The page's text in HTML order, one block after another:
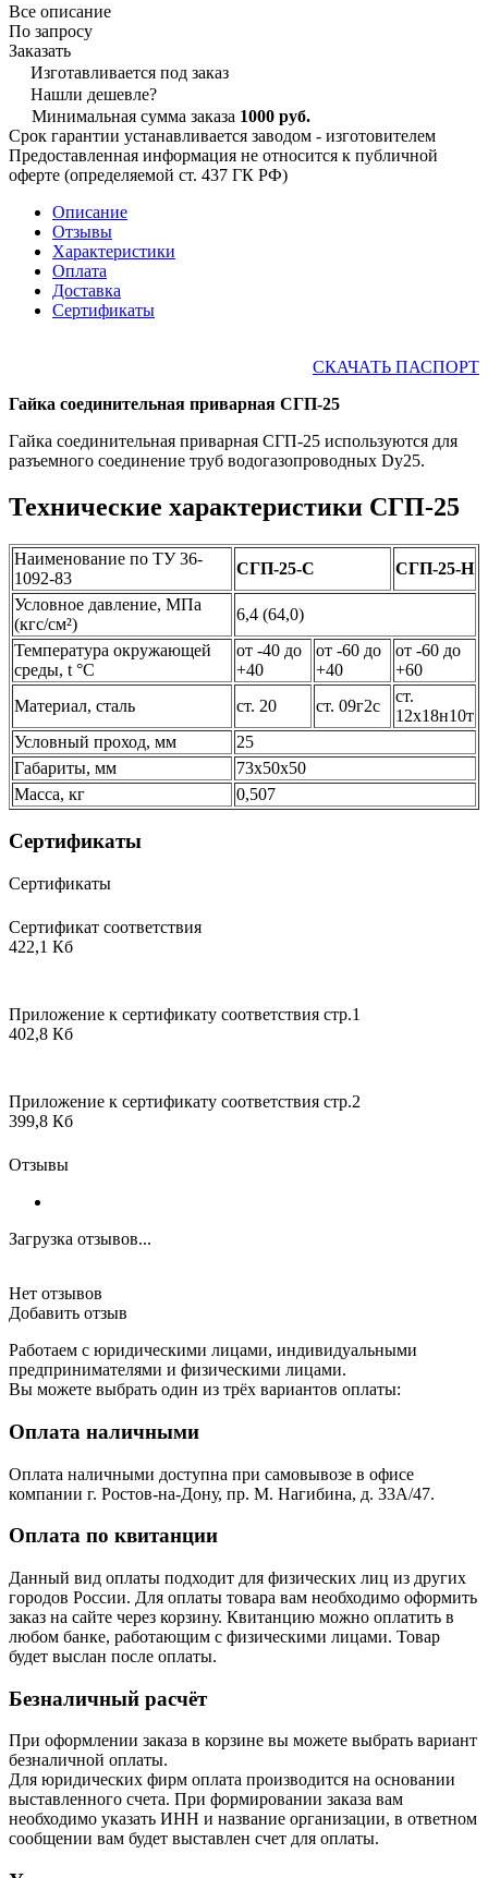
Все описание
По запросу
Заказать
Изготавливается под заказ
Нашли дешевле?
Минимальная сумма заказа 1000 руб.
Срок гарантии устанавливается заводом - изготовителем
Предоставленная информация не относится к публичной
оферте (определяемой ст. 437 ГК РФ)
Описание
Отзывы
Характеристики
Оплата
Доставка
Сертификаты
СКАЧАТЬ ПАСПОРТ
Гайка соединительная приварная СГП-25
Гайка соединительная приварная СГП-25 используются для
разъемного соединение труб водогазопроводных Dy25.
Технические характеристики СГП-25
Наименование по ТУ 36-
1092-83
СГП-25-С
СГП-25-Н
Условное давление, МПа
(кгс/см²)
6,4 (64,0)
Температура окружающей
среды, t °C
от -40 до
+40
от -60 до
+40
от -60 до
+60
Материал, сталь
ст. 20 ст. 09г2с
ст.
12х18н10т
Условный проход, мм
25
Габариты, мм
73х50х50
Масса, кг
0,507
Сертификаты
Сертификаты
Сертификат соответствия
422,1 Кб
Приложение к сертификату соответствия стр.1
402,8 Кб
Приложение к сертификату соответствия стр.2
399,8 Кб
Отзывы
Загрузка отзывов...
Нет отзывов
Добавить отзыв
Работаем с юридическими лицами, индивидуальными
предпринимателями и физическими лицами.
Вы можете выбрать один из трёх вариантов оплаты:
Оплата наличными
Оплата наличными доступна при самовывозе в офисе
компании г. Ростов-на-Дону, пр. М. Нагибина, д. 33А/47.
Оплата по квитанции
Данный вид оплаты подходит для физических лиц из других
городов России. Для оплаты товара вам необходимо оформить
заказ на сайте через корзину. Квитанцию можно оплатить в
любом банке, работающим с физическими лицами. Товар
будет выслан после оплаты.
Безналичный расчёт
При оформлении заказа в корзине вы можете выбрать вариант
безналичной оплаты.
Для юридических фирм оплата производится на основании
выставленного счета. При формировании заказа вам
необходимо указать ИНН и название организации, в ответном
сообщении вам будет выставлен счет для оплаты.